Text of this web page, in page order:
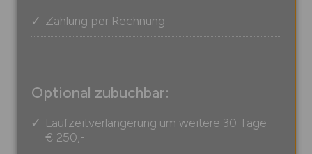
Zahlung per Rechnung
Optional zubuchbar:
Laufzeitverlängerung um weitere 30 Tage
€ 250,-